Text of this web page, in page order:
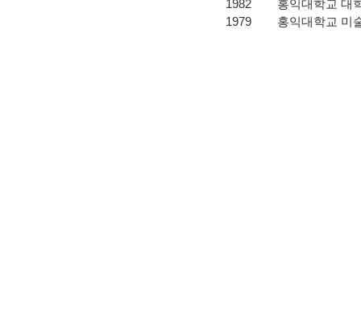
1982
홍익대학교 대
1979
홍익대학교 미